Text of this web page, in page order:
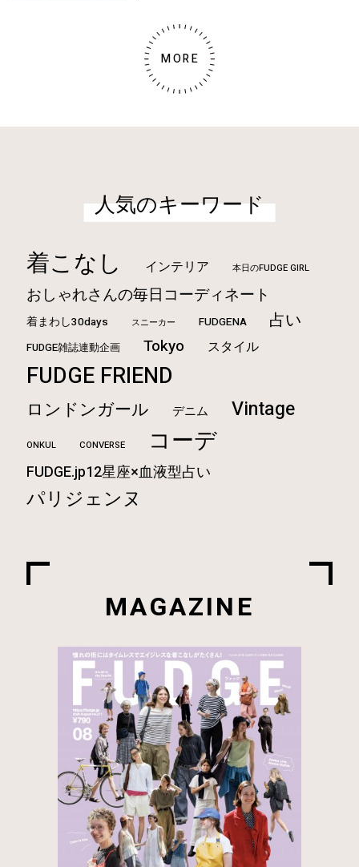
MORE
人気のキーワード
着こなし インテリア 本日のFUDGE GIRL
おしゃれさんの毎日コーディネート
着まわし30days スニーカー FUDGENA 占い
FUDGE雑誌連動企画 Tokyo スタイル
FUDGE FRIEND
ロンドンガール デニム Vintage
ONKUL CONVERSE コーデ
FUDGE.jp12星座×血液型占い
パリジェンヌ
MAGAZINE